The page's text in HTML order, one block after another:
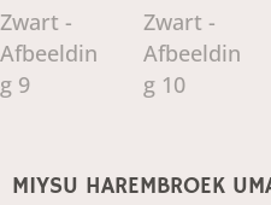
MIYSU HAREMBROEK